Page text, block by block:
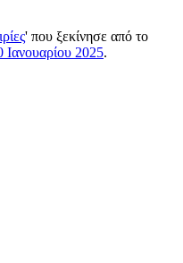
' που ξεκίνησε από το
Ιανουαρίου 2025.